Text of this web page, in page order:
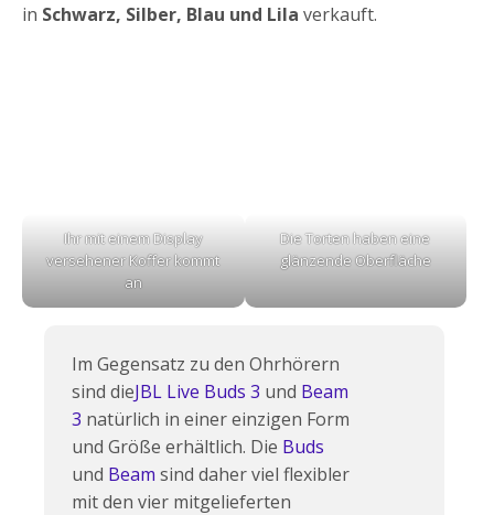
in Schwarz, Silber, Blau und Lila verkauft.
Ihr mit einem Display
versehener Koffer kommt
an
Die Torten haben eine
glänzende Oberfläche
Im Gegensatz zu den Ohrhörern
sind dieJBL Live Buds 3 und Beam
3 natürlich in einer einzigen Form
und Größe erhältlich. Die Buds
und Beam sind daher viel flexibler
mit den vier mitgelieferten